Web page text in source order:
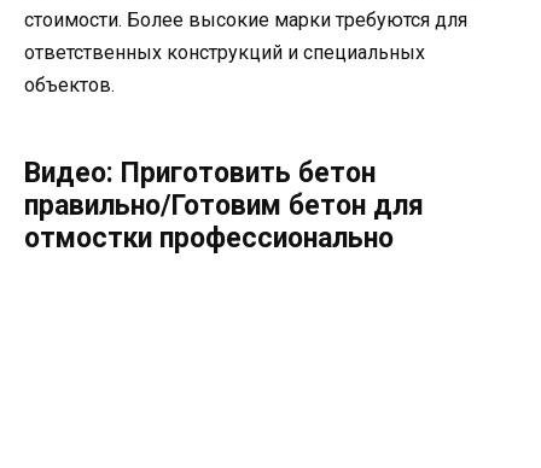
стоимости. Более высокие марки требуются для
ответственных конструкций и специальных
объектов.
Видео: Приготовить бетон
правильно/Готовим бетон для
отмостки профессионально